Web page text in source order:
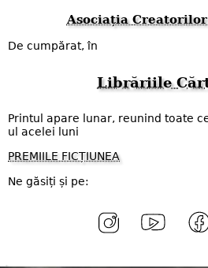
Asociația
De cumpărat, în
Librăriile
Printul apare lunar, reunind toate
ul acelei luni
PREMIILE FICȚIUNEA
Ne găsiți și pe: